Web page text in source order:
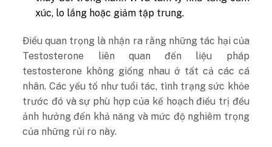
xúc, lo lắng hoặc giảm tập trung.
Điều quan trọng là nhận ra rằng những tác hại của
Testosterone liên quan đến liệu pháp
testosterone không giống nhau ở tất cả các cá
nhân. Các yếu tố như tuổi tác, tình trạng sức khỏe
trước đó và sự phù hợp của kế hoạch điều trị đều
ảnh hưởng đến khả năng và mức độ nghiêm trọng
của những rủi ro này.